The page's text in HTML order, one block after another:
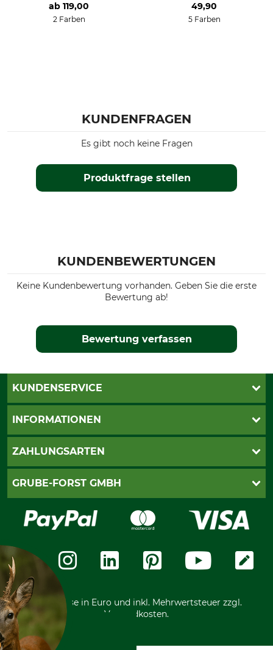
ab 119,00
2 Farben
49,90
5 Farben
KUNDENFRAGEN
Produktfrage stellen
Es gibt noch keine Fragen
KUNDENBEWERTUNGEN
Keine Kundenbewertung vorhanden. Geben Sie die erste
Bewertung ab!
Bewertung verfassen
KUNDENSERVICE
Katalogbestellung
INFORMATIONEN
AGB
Widerrufsformular
Zahlungsarten
ZAHLUNGSARTEN
PayPal
Rechnung
Vorkasse
GRUBE-FORST GMBH
Karriere
Über uns
Community
International
*Alle Preise in Euro und inkl. Mehrwertsteuer zzgl.
Versandkosten.